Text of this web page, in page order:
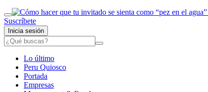
Suscríbete
Inicia sesión
Lo último
Peru Quiosco
Portada
Empresas